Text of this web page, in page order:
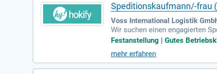
Speditionskaufmann/-frau
Voss International Logistik
Wir suchen einen engagierten
Spezialtransport. Gemeinsam
itern verknüpfen wir zentrale
Beratung unserer Kunden. Bei
res dynamischen Teams und
Festanstellung | Gutes
mehr erfahren